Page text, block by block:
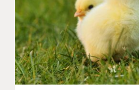
Hotel München
Verbringen Sie
Süden von